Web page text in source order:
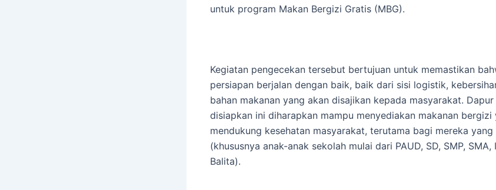
untuk program Makan Bergizi Gratis (MBG).
Kegiatan pengecekan tersebut bertujuan untuk memastikan
persiapan berjalan dengan baik, baik dari sisi logistik,
bahan makanan yang akan disajikan kepada masyarakat.
disiapkan ini diharapkan mampu menyediakan makanan bergizi
mendukung kesehatan masyarakat, terutama bagi mereka
(khususnya anak-anak sekolah mulai dari PAUD, SD, SMP,
Balita).